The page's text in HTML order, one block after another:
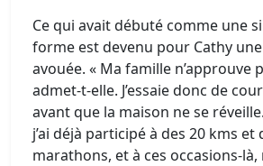
Ce qui avait débuté comme une
forme est devenu pour Cathy
avouée. « Ma famille n’approuve
admet-t-elle. J’essaie donc de
avant que la maison ne se
j’ai déjà participé à des 20 kms et
marathons, et à ces occasions-